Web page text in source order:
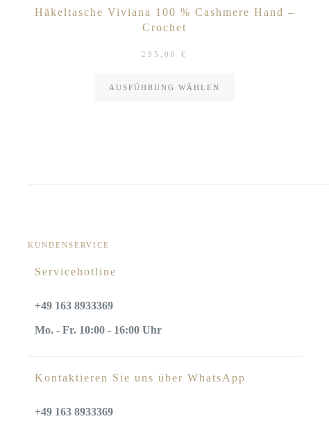
Häkeltasche Viviana 100 % Cashmere Hand –
Crochet
295,00€
AUSFÜHRUNG WÄHLEN
KUNDENSERVICE
Servicehotline
+49 163 8933369
Mo. - Fr. 10:00 - 16:00 Uhr
Kontaktieren Sie uns über WhatsApp
+49 163 8933369